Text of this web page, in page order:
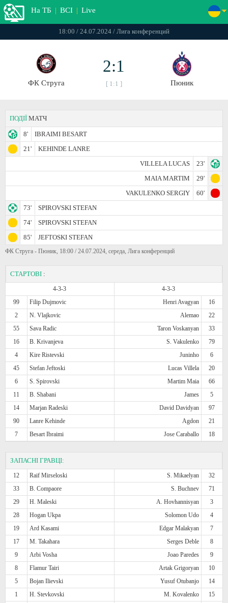
На ТБ | ВСІ | Live
18:00 / 24.07.2024 / Лига конференций
ФК Струга
2:1
[ 1:1 ] Пюник
ПОДІЇ МАТЧ
8'
IBRAIMI BESART
21'
KEHINDE LANRE
VILLELA LUCAS
23'
MAIA MARTIM
29'
VAKULENKO SERGIY
60'
73'
SPIROVSKI STEFAN
74'
SPIROVSKI STEFAN
85'
JEFTOSKI STEFAN
ФК Струга - Пюник, 18:00 / 24.07.2024, середа, Лига конференций
СТАРТОВІ :
4-3-3
4-3-3
99
Filip Dujmovic Henri Avagyan
16
2
N. Vlajkovic Alemao
22
55
Sava Radic Taron Voskanyan
33
16
B. Krivanjeva S. Vakulenko
79
4
Kire Ristevski Juninho
6
45
Stefan Jeftoski Lucas Villela
20
6
S. Spirovski Martim Maia
66
11
B. Shabani James
5
14
Marjan Radeski David Davidyan
97
90
Lanre Kehinde Agdon
21
7
Besart Ibraimi Jose Caraballo 18
ЗАПАСНІ ГРАВЦІ:
12 Raif Mirseloski S. Mikaelyan
32
33
B. Compaore S. Buchnev
71
29
H. Maleski A. Hovhannisyan
3
28
Hogan Ukpa Solomon Udo
4
19
Ard Kasami Edgar Malakyan
7
17
M. Takahara Serges Deble
8
9
Arbi Vosha Joao Paredes
9
8
Flamur Tairi Artak Grigoryan
10
5
Bojan Ilievski Yusuf Otubanjo
14
1
H. Stevkovski M. Kovalenko
15